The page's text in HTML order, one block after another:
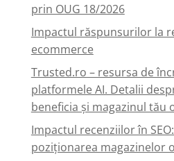
prin OUG 18/2026
Impactul răspunsurilor la
ecommerce
Trusted.ro – resursa de
platformele AI. Detalii
beneficia și magazinul tău
Impactul recenziilor în
poziționarea magazinelor